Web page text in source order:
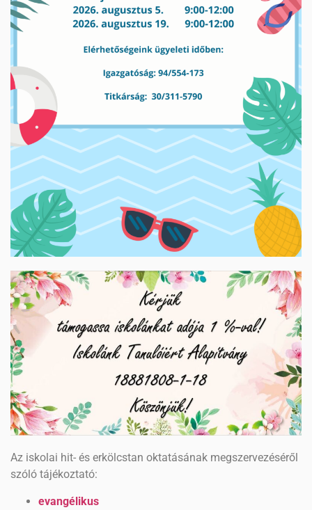
Az iskolai hit- és erkölcstan oktatásának megszervezéséről
szóló tájékoztató:
evangélikus